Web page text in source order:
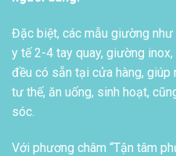
Đặc biệt, các mẫu giường
y tế 2-4 tay quay, giường
đều có sẵn tại cửa hàng,
tư thế, ăn uống, sinh hoạt,
sóc.
Với phương châm “Tận tâm